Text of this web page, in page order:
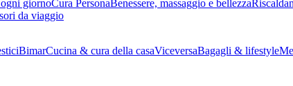
giornoCura PersonaBenessere, massaggio e bellezza
da viaggio
BimarCucina & cura della casaViceversaBagagli & lifestyle